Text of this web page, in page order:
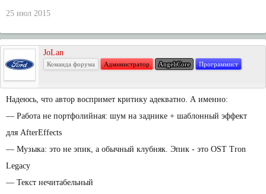
25 июл 2015
JoLan
Команда форума Администратор AngeliCore Программист
Надеюсь, что автор воспримет критику адекватно. А именно:
— Работа не портфолийная: шум на заднике + шаблонный эффект
для AfterEffects
— Музыка: это не эпик, а обычный клубняк. Эпик - это OST Tron
Legacy
— Текст нечитабельный